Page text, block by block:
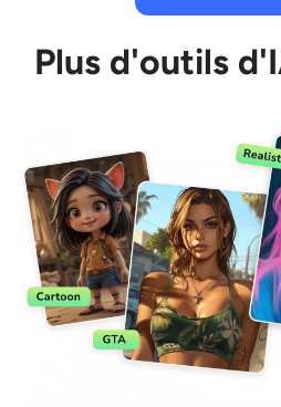
Plus d'outils